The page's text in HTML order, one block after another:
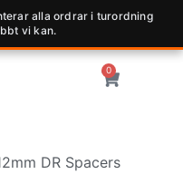
alla ordrar i turordning
vi kan.
0
DR Spacers